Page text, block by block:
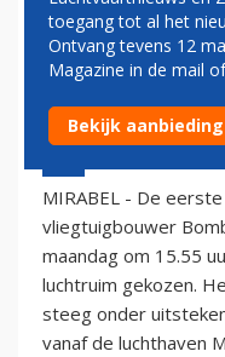
NIEUWE
HET EERST
16 september 2013 -
MIRABEL - De
vliegtuigbouwer
maandag om 15.55
luchtruim gekozen.
steeg onder
vanaf de luchthaven
toegang tot al het
Ontvang tevens 12
Magazine in de mail
Bekijk aanbieding